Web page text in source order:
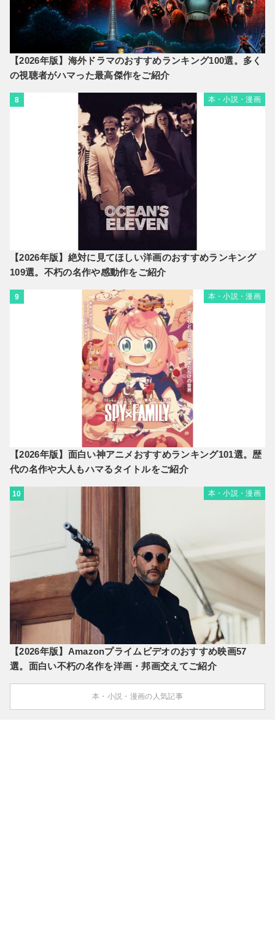
【2026年版】海外ドラマのおすすめランキング100選。多く
の視聴者がハマった最高傑作をご紹介
8 本・小説・漫画
【2026年版】絶対に見てほしい洋画のおすすめランキング
109選。不朽の名作や感動作をご紹介
9 本・小説・漫画
【2026年版】面白い神アニメおすすめランキング101選。歴
代の名作や大人もハマるタイトルをご紹介
10 本・小説・漫画
【2026年版】Amazonプライムビデオのおすすめ映画57
選。面白い不朽の名作を洋画・邦画交えてご紹介
本・小説・漫画の人気記事